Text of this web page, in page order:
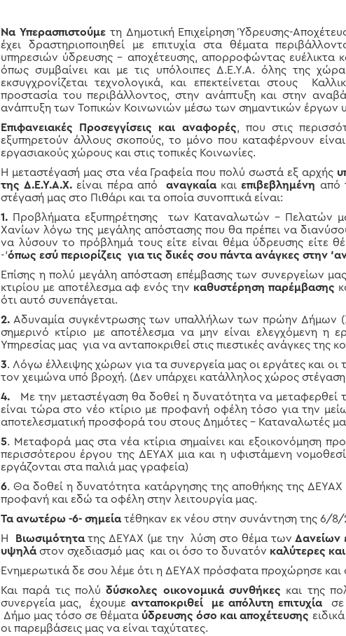
Να Υπερασπιστούμετη Δημοτική Επιχείρηση Ύδρευσης-
έχει δραστηριοποιηθεί με επιτυχία στα θέματα
υπηρεσιών ύδρευσης – αποχέτευσης, απορροφώντας ευέλικτα
όπως συμβαίνει και με τις υπόλοιπες Δ.Ε.Υ.Α. όλης της
εκσυγχρονίζεται τεχνολογικά, και επεκτείνεται στους
προστασία του περιβάλλοντος, στην ανάπτυξη και στην
ανάπτυξη των Τοπικών Κοινωνιών μέσω των σημαντικών έργων
Επιφανειακές Προσεγγίσεις και αναφορές, που στις
εξυπηρετούν άλλους σκοπούς, το μόνο που καταφέρνουν
εργασιακούς χώρους και στις τοπικές Κοινωνίες.
Η μεταστέγασή μας στα νέα Γραφεία που πολύ σωστά εξ αρχής
της Δ.Ε.Υ.Α.Χ.είναι πέρα από αναγκαία καιεπιβεβλημένη από
στέγασή μας στο Πιθάρι και τα οποία συνοπτικά είναι:
1. Προβλήματα εξυπηρέτησης των Καταναλωτών – Πελατών
Χανίων λόγω της μεγάλης απόστασης που θα πρέπει να
να λύσουν το πρόβλημά τους είτε είναι θέμα ύδρευσης είτε
-‘όπως εσύ περιορίζεις για τις δικές σου πάντα ανάγκες στην
Επίσης η πολύ μεγάλη απόσταση επέμβασης των συνεργείων
κτιρίου με αποτέλεσμα αφ ενός την καθυστέρηση παρέμβασης
ότι αυτό συνεπάγεται.
2. Αδυναμία συγκέντρωσης των υπαλλήλων των πρώην Δήμων
σημερινό κτίριο με αποτέλεσμα να μην είναι ελεγχόμενη η
Υπηρεσίας μας για να ανταποκριθεί στις πιεστικές ανάγκες της
3. Λόγω έλλειψης χώρων για τα συνεργεία μας οι εργάτες και
τον χειμώνα υπό βροχή. (Δεν υπάρχει κατάλληλος χώρος
4. Με την μεταστέγαση θα δοθεί η δυνατότητα να μεταφερθεί
είναι τώρα στο νέο κτίριο με προφανή οφέλη τόσο για την
αποτελεσματική προσφορά του στους Δημότες – Καταναλωτές
5. Μεταφορά μας στα νέα κτίρια σημαίνει και εξοικονόμηση
περισσότερου έργου της ΔΕΥΑΧ μια και η υφιστάμενη
εργάζονται στα παλιά μας γραφεία)
6. Θα δοθεί η δυνατότητα κατάργησης της αποθήκης της
προφανή και εδώ τα οφέλη στην λειτουργία μας.
Τα ανωτέρω -6- σημεία τέθηκαν εκ νέου στην συνάντηση της 6/
Η
Βιωσιμότητατης ΔΕΥΑΧ (με την λύση στο θέμα τωνΔανείων
υψηλά στον σχεδιασμό μας και οι όσο το δυνατόν καλύτερες
Ενημερωτικά δε σου λέμε ότι η ΔΕΥΑΧ πρόσφατα προχώρησε και
Και παρά τις πολύδύσκολες οικονομικά συνθήκες και της
συνεργεία μας, έχουμε ανταποκριθεί με απόλυτη επιτυχία σε
Δήμο μας τόσο σε θέματα ύδρευσης όσο και αποχέτευσης
οι παρεμβάσεις μας να είναι ταχύτατες.